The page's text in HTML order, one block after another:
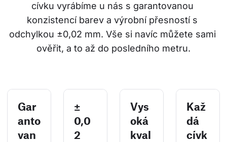
cívku vyrábíme u nás s garantovanou
konzistencí barev a výrobní přesností s
odchylkou ±0,02 mm. Vše si navíc můžete sami
ověřit, a to až do posledního metru.
Gar
anto
van
±
0,0
2
Vys
oká
kval
Kaž
dá
cívk